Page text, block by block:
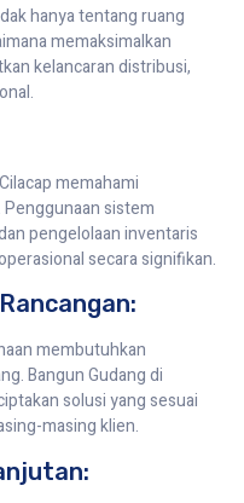
hanya tentang ruang
memaksimalkan
kelancaran distribusi,
memahami
sistem
pengelolaan inventaris
secara signifikan.
membutuhkan
Bangun Gudang di
solusi yang sesuai
masing klien.